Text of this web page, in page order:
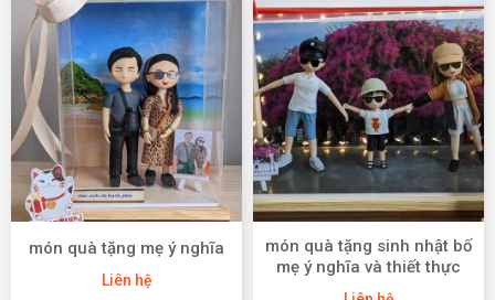
món quà tặng mẹ ý nghĩa
Liên hệ
món quà tặng sinh nhật bố
mẹ ý nghĩa và thiết thực